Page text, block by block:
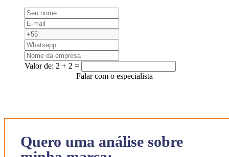
Quero uma análise sobre
Valor de: 2 + 2 =
Falar com o especialista